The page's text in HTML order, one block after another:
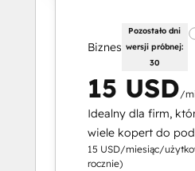
Biznes
Pozostało dni
wersji próbnej:
30
15 USD/
Idealny dla firm,
wiele kopert do
15 USD/miesiąc/
rocznie)